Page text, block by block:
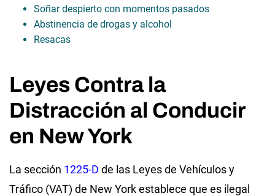
Soñar despierto con momentos pasados
Abstinencia de drogas y alcohol
Resacas
Leyes Contra la
Distracción al Conducir
en New York
La sección 1225-D de las Leyes de Vehículos y
Tráfico (VAT) de New York establece que es ilegal